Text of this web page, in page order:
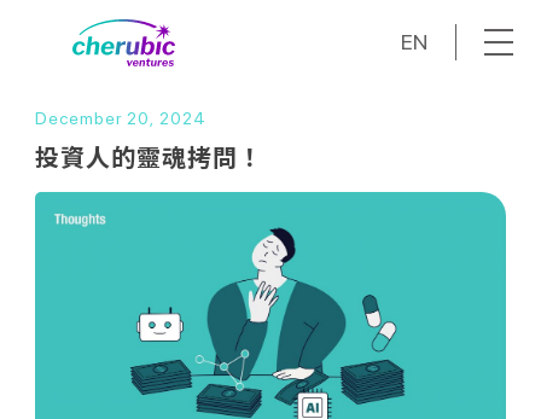
EN
December 20, 2024
投資人的靈魂拷問！